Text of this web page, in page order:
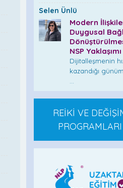
Selen Ünlü
Modern
Duygusal
NSP Yaklaşımı
Dijitalleşmenin
kazandığı
...
REİKİ VE
PROGRAMLARI